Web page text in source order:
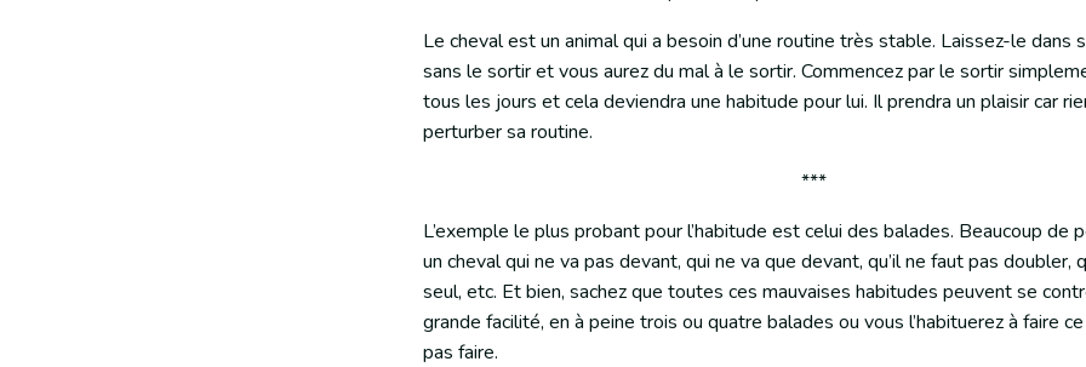
Le cheval est un animal qui a besoin d’une routine très stable. Laissez-le dans
sans le sortir et vous aurez du mal à le sortir. Commencez par le sortir
tous les jours et cela deviendra une habitude pour lui. Il prendra un plaisir car
perturber sa routine.
***
L’exemple le plus probant pour l’habitude est celui des balades. Beaucoup de
un cheval qui ne va pas devant, qui ne va que devant, qu’il ne faut pas doubler,
seul, etc. Et bien, sachez que toutes ces mauvaises habitudes peuvent se
grande facilité, en à peine trois ou quatre balades ou vous l’habituerez à faire
pas faire.